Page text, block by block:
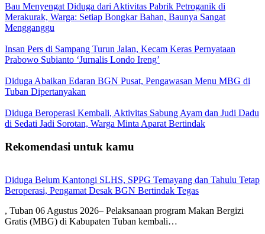
Bau Menyengat Diduga dari Aktivitas Pabrik Petroganik di
Merakurak, Warga: Setiap Bongkar Bahan, Baunya Sangat
Mengganggu
Insan Pers di Sampang Turun Jalan, Kecam Keras Pernyataan
Prabowo Subianto ‘Jurnalis Londo Ireng’
Diduga Abaikan Edaran BGN Pusat, Pengawasan Menu MBG di
Tuban Dipertanyakan
Diduga Beroperasi Kembali, Aktivitas Sabung Ayam dan Judi Dadu
di Sedati Jadi Sorotan, Warga Minta Aparat Bertindak
Rekomendasi untuk kamu
Diduga Belum Kantongi SLHS, SPPG Temayang dan Tahulu Tetap
Beroperasi, Pengamat Desak BGN Bertindak Tegas
, Tuban 06 Agustus 2026– Pelaksanaan program Makan Bergizi
Gratis (MBG) di Kabupaten Tuban kembali…